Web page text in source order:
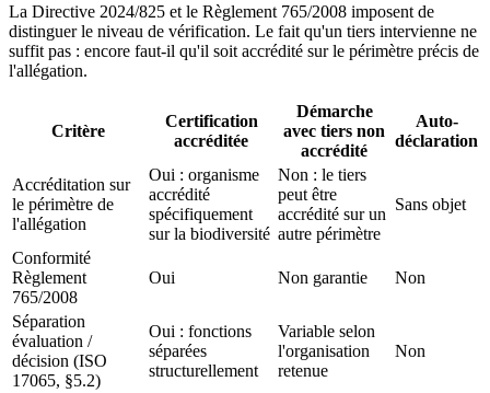
La Directive 2024/825 et le Règlement 765/2008 imposent de
distinguer le niveau de vérification. Le fait qu'un tiers intervienne ne
suffit pas : encore faut-il qu'il soit accrédité sur le périmètre précis de
l'allégation.
Critère
Certification
accréditée
Démarche
avec tiers non
accrédité
Auto-
déclaration
Accréditation sur
le périmètre de
l'allégation
Oui : organisme
accrédité
spécifiquement
sur la biodiversité
Non : le tiers
peut être
accrédité sur un
autre périmètre
Sans objet
Conformité
Règlement
765/2008
Oui Non garantie Non
Séparation
évaluation /
décision (ISO
17065, §5.2)
Oui : fonctions
séparées
structurellement
Variable selon
l'organisation
retenue
Non